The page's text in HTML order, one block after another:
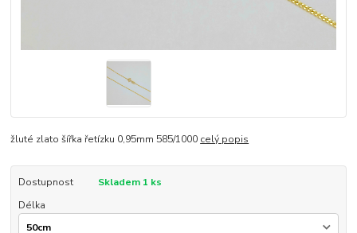
žluté zlato šířka řetízku 0,95mm 585/1000 celý popis
Dostupnost
Skladem 1 ks
Délka